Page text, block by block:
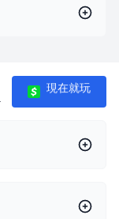
現在就玩